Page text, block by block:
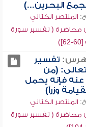
البحرين...)
المنتصر الكتاني
محاضرة ( تفسير سورة
تفسير
(من
فإنه يحمل
وزراً)
المنتصر الكتاني
محاضرة ( تفسير سورة